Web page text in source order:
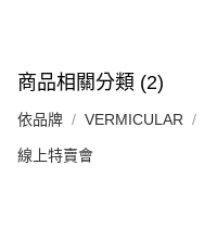
商品相關分類 (2)
依品牌 VERMICULAR
線上特賣會